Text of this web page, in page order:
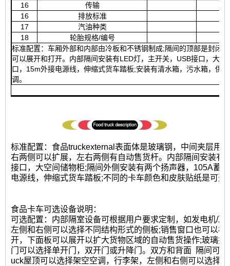
16
传输
16
排放标准
17
汽油种类
18
轮胎规格/编号
标准配置：车厢外部和内部由冷板和不锈钢制成;隔间的顶部是封闭
可以展开和打开。内部隔间安装有LED灯，主开关，USB接口，大
口，15m外接电源线，伸缩式货车踏板;安装有清水箱，污水箱，供
调。
标准配置：食品truckexternal表面体是玻璃钢，中间夹层用
右两侧可以扩展，左右两侧有自动售货杆。内部隔间安装有
接口，大空间储物柜;隔间外侧安装有两个扬声器，105A蓄
电源线，伸缩式货车踏板;不同的卡车颜色和皮肤贴纸是可选
食品卡车可选设备说明：
可选配置：内部隔室设备可根据用户要求定制，如发电机/
左侧和右侧可以选择不同结构形式的侧板;销售窗口也可以
开，下面板可以展开以扩大货物区域的自动售货操作;玻璃
门可以选择单开门，双开门或升降门。双方和背面
隔间可
uck屋顶可以选择架空空调，行李架，左侧和右侧可以选择